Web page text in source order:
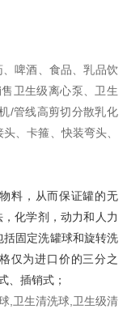
啤酒、食品、乳品饮
卫生级离心泵、卫生
/管线高剪切分散乳化
、卡箍、快装弯头、
料，从而保证罐的无
化学剂，动力和人力
固定洗罐球和旋转洗
仅为进口价的三分之
、插销式；
,卫生清洗球,卫生级清